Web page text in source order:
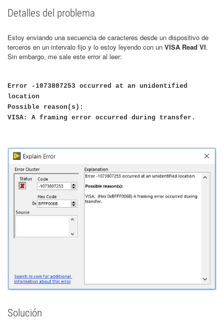
Detalles del problema
Estoy enviando una secuencia de caracteres desde un dispositivo de
terceros en un intervalo fijo y lo estoy leyendo con un VISA Read VI.
Sin embargo, me sale este error al leer:
Error -1073807253 occurred at an unidentified
location
Possible reason(s):
VISA: A framing error occurred during transfer.
Solución